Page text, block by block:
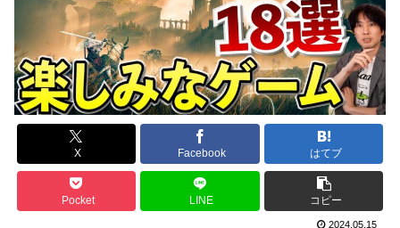
X Facebook はてブ
Pocket LINE コピー
2024.05.15